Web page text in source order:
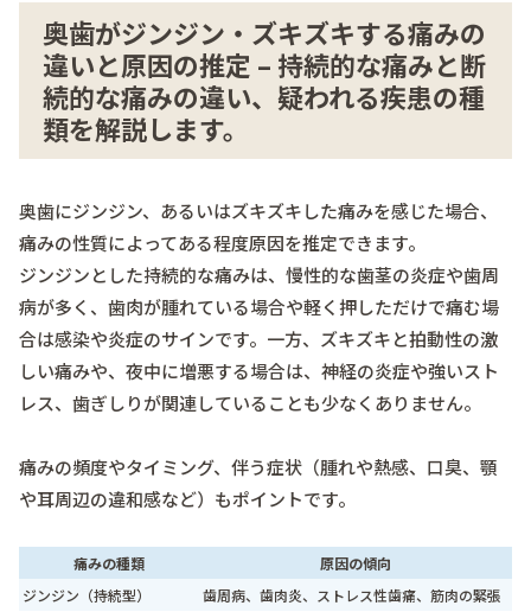
奥歯がジンジン・ズキズキする痛みの
違いと原因の推定 – 持続的な痛みと断
続的な痛みの違い、疑われる疾患の種
類を解説します。
奥歯にジンジン、あるいはズキズキした痛みを感じた場合、
痛みの性質によってある程度原因を推定できます。
ジンジンとした持続的な痛みは、慢性的な歯茎の炎症や歯周
病が多く、歯肉が腫れている場合や軽く押しただけで痛む場
合は感染や炎症のサインです。一方、ズキズキと拍動性の激
しい痛みや、夜中に増悪する場合は、神経の炎症や強いスト
レス、歯ぎしりが関連していることも少なくありません。
痛みの頻度やタイミング、伴う症状（腫れや熱感、口臭、顎
や耳周辺の違和感など）もポイントです。
痛みの種類
原因の傾向
ジンジン（持続型）
歯周病、歯肉炎、ストレス性歯痛、筋肉の緊張